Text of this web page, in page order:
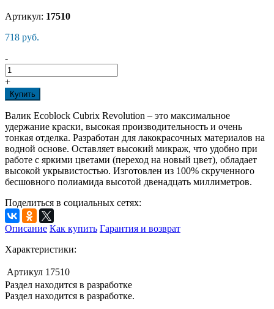
Артикул: 17510
718 руб.
-
+
Купить
Валик Ecoblock Cubrix Revolution – это максимальное
удержание краски, высокая производительность и очень
тонкая отделка. Разработан для лакокрасочных материалов на
водной основе. Оставляет высокий микраж, что удобно при
работе с яркими цветами (переход на новый цвет), обладает
высокой укрывистостью. Изготовлен из 100% скрученного
бесшовного полиамида высотой двенадцать миллиметров.
Поделиться в социальных сетях:
Описание Как купить Гарантия и возврат
Характеристики:
Артикул 17510
Раздел находится в разработке
Раздел находится в разработке.